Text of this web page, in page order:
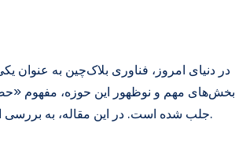
در دنیای امروز، فناوری بلاک‌چین به عنوان
بخش‌های مهم و نوظهور این حوزه، مفهوم
جلب شده است. در این مقاله، به بررسی این مفهوم و تأثیرات آن بر دنیای دیجیتال و امنیت سایبری خواهیم پرداخت.